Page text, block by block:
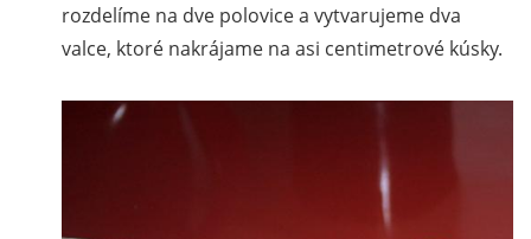
rozdelíme na dve polovice a vytvarujeme dva
valce, ktoré nakrájame na asi centimetrové kúsky.